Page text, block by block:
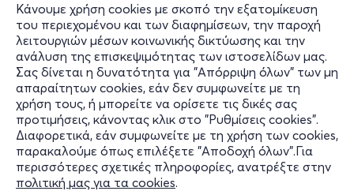
Κάνουμε χρήση cookies με σκοπό την εξατομίκευση
του περιεχομένου και των διαφημίσεων, την παροχή
λειτουργιών μέσων κοινωνικής δικτύωσης και την
ανάλυση της επισκεψιμότητας των ιστοσελίδων μας.
Σας δίνεται η δυνατότητα για "Απόρριψη όλων" των μη
απαραίτητων cookies, εάν δεν συμφωνείτε με τη
χρήση τους, ή μπορείτε να ορίσετε τις δικές σας
προτιμήσεις, κάνοντας κλικ στο "Ρυθμίσεις cookies".
Διαφορετικά, εάν συμφωνείτε με τη χρήση των cookies,
παρακαλούμε όπως επιλέξετε "Αποδοχή όλων".Για
περισσότερες σχετικές πληροφορίες, ανατρέξτε στην
πολιτική μας για τα cookies.
Πληροφορίες
Υποστήριξη
Stay Connected